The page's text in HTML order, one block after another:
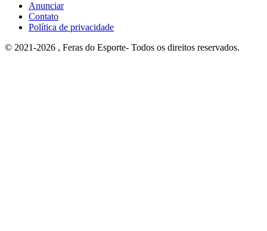
Anunciar
Contato
Política de privacidade
© 2021-2026 , Feras do Esporte- Todos os direitos reservados.